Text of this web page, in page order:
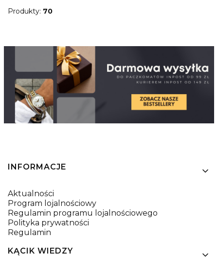
Produkty: 70
Linki w stopce
INFORMACJE
Aktualności
Program lojalnościowy
Regulamin programu lojalnościowego
Polityka prywatności
Regulamin
KĄCIK WIEDZY